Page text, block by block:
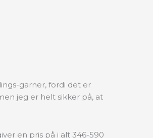
garner, fordi det er
jeg er helt sikker på, at
en pris på i alt 346-590